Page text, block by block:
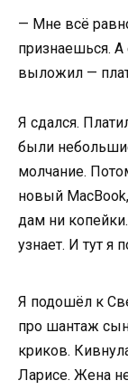
— Мне всё
признаешься.
выложил —
Я сдался.
были
молчание.
новый
дам ни
узнает. И тут я
Я подошёл к
про шантаж
криков.
Ларисе. Жена